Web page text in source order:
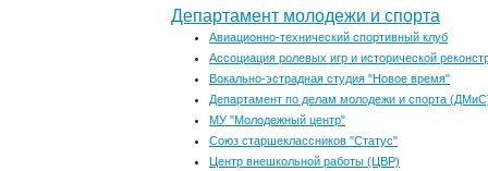
Департамент молодежи и спорта
Авиационно-технический спортивный клуб
Ассоциация ролевых игр и исторической
Вокально-эстрадная студия "Новое время"
Департамент по делам молодежи и спорта
МУ "Молодежный центр"
Союз старшеклассников "Статус"
Центр внешкольной работы (ЦВР)